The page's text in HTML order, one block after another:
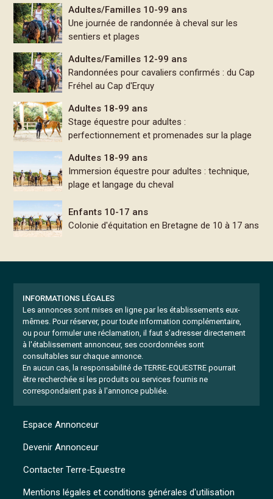
Adultes/Familles 10-99 ans
Une journée de randonnée à cheval sur les
sentiers et plages
Adultes/Familles 12-99 ans
Randonnées pour cavaliers confirmés : du Cap
Fréhel au Cap d'Erquy
Adultes 18-99 ans
Stage équestre pour adultes :
perfectionnement et promenades sur la plage
Adultes 18-99 ans
Immersion équestre pour adultes : technique,
plage et langage du cheval
Enfants 10-17 ans
Colonie d'équitation en Bretagne de 10 à 17 ans
INFORMATIONS LÉGALES
Les annonces sont mises en ligne par les établissements eux-
mêmes. Pour réserver, pour toute information complémentaire,
ou pour formuler une réclamation, il faut s'adresser directement
à l'établissement annonceur, ses coordonnées sont
consultables sur chaque annonce.
En aucun cas, la responsabilité de TERRE-EQUESTRE pourrait
être recherchée si les produits ou services fournis ne
correspondaient pas à l'annonce publiée.
Mentions légales et conditions générales d'utilisation
Espace Annonceur
Devenir Annonceur
Contacter Terre-Equestre